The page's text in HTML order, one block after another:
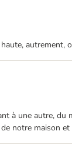
autrement,
à une autre,
notre maison